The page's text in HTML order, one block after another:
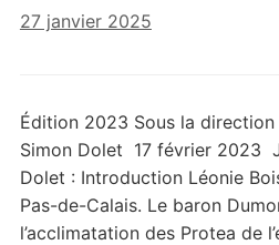
27 janvier 2025
Édition 2023 Sous la
Simon Dolet 17 février 2023
Dolet : Introduction Léonie
Pas-de-Calais. Le baron
l’acclimatation des Protea de